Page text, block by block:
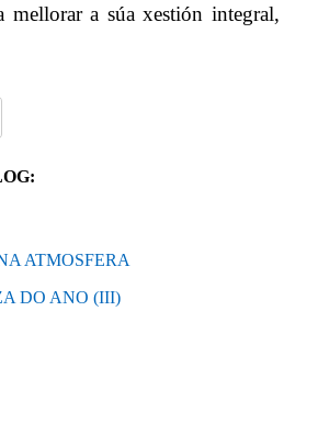
mellorar a súa xestión integral,
ATMOSFERA
DO ANO (III)